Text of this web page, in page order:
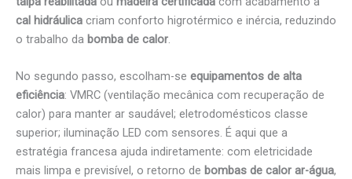
cal hidráulica criam conforto higrotérmico e inércia, reduzindo
o trabalho da bomba de calor.
No segundo passo, escolham-se equipamentos de alta
eficiência: VMRC (ventilação mecânica com recuperação de
calor) para manter ar saudável; eletrodomésticos classe
superior; iluminação LED com sensores. É aqui que a
estratégia francesa ajuda indiretamente: com eletricidade
mais limpa e previsível, o retorno de bombas de calor ar-água,